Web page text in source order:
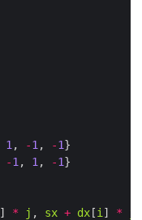
1 , -1 , -1
-1 , 1 , -1
] * j , sx + dx [i ] *